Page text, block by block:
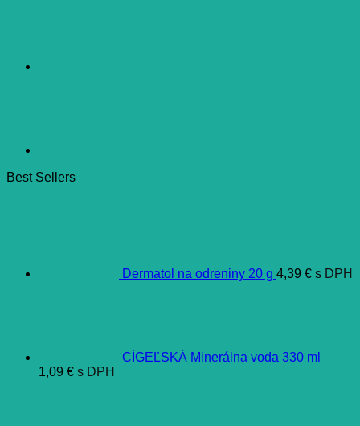
Best Sellers
Dermatol na odreniny 20 g 4,39 € s DPH
CÍGEĽSKÁ Minerálna voda 330 ml
1,09 € s DPH